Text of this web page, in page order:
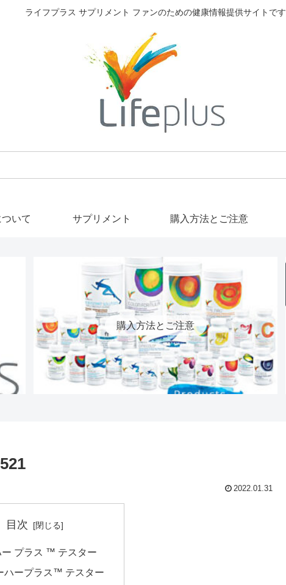
ライフプラス サプリメント ファンのための健康情報提供サイトです
いて サプリメント 購入方法とご注意
購入方法とご注意
2022.01.31
目次
ー プラス ™️ テスター
ハープラス™️ テスター